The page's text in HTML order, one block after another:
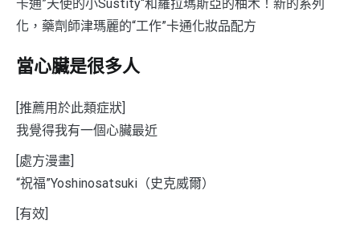
卡通”天使的小Sustity“和羅拉瑪斯亞的柚木！新的系列
化，藥劑師津瑪麗的“工作”卡通化妝品配方
當心臟是很多人
[推薦用於此類症狀]
我覺得我有一個心臟最近
[處方漫畫]
“祝福”Yoshinosatsuki（史克威爾）
[有效]